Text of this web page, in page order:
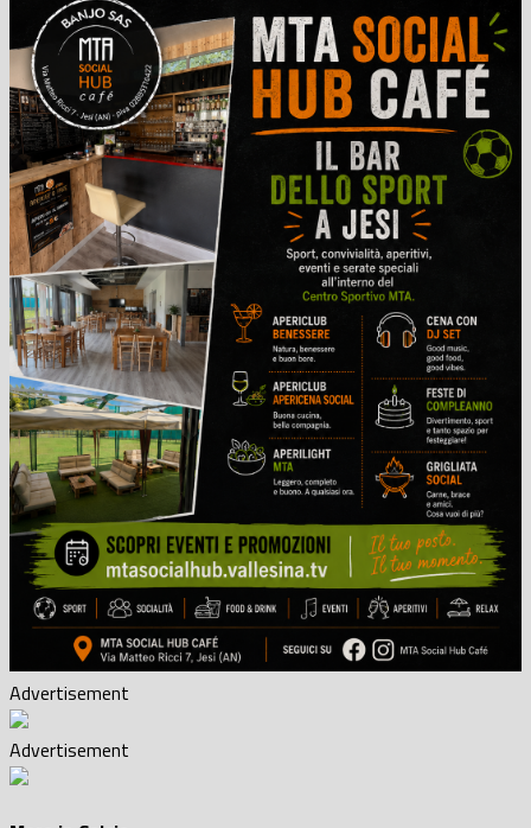
Advertisement
Advertisement